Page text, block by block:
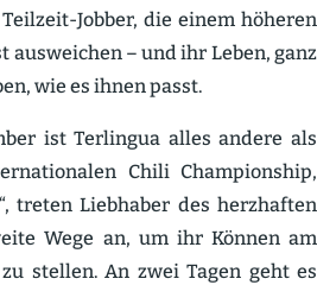
Jobber, die einem höheren
ausweichen – und ihr Leben, ganz
wie es ihnen passt.
ist Terlingua alles andere als
Chili Champi­onship,
treten Liebhaber des herzhaften
Wege an, um ihr Können am
stellen. An zwei Tagen geht es